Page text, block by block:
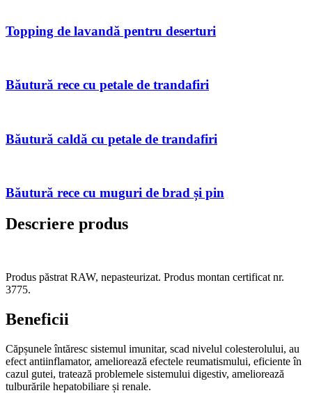
Topping de lavandă pentru deserturi
Băutură rece cu petale de trandafiri
Băutură caldă cu petale de trandafiri
Băutură rece cu muguri de brad și pin
Descriere produs
Produs păstrat RAW, nepasteurizat. Produs montan certificat nr.
3775.
Beneficii
Căpșunele întăresc sistemul imunitar, scad nivelul colesterolului, au
efect antiinflamator, ameliorează efectele reumatismului, eficiente în
cazul gutei, tratează problemele sistemului digestiv, ameliorează
tulburările hepatobiliare și renale.